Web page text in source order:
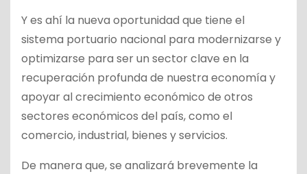
Y es ahí la nueva oportunidad que tiene el
sistema portuario nacional para modernizarse y
optimizarse para ser un sector clave en la
recuperación profunda de nuestra economía y
apoyar al crecimiento económico de otros
sectores económicos del país, como el
comercio, industrial, bienes y servicios.
De manera que, se analizará brevemente la